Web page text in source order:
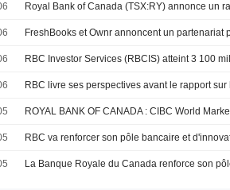
RBC livre ses perspectives avant le rapport
ROYAL BANK OF CANADA : CIBC World
RBC va renforcer son pôle bancaire et